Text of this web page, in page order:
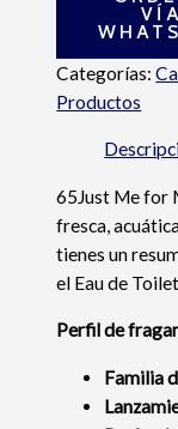
VÍA
Categorías:
Productos
65Just Me for
fresca,
tienes un
el Eau de
Perfil de
Familia